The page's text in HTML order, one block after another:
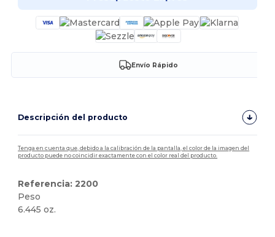
Envío Rápido
Descripción del producto
Tenga en cuenta que, debido a la calibración de la pantalla, el color de la imagen del
producto puede no coincidir exactamente con el color real del producto.
Referencia: 2200
Peso
6.445 oz.